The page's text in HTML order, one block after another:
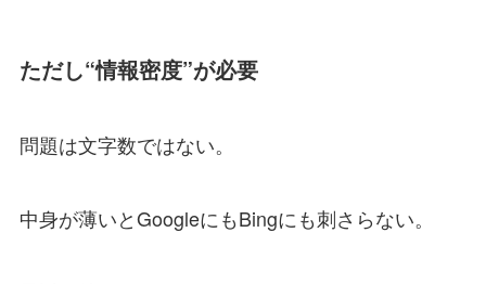
ただし“情報密度”が必要
問題は文字数ではない。
中身が薄いとGoogleにもBingにも刺さらない。